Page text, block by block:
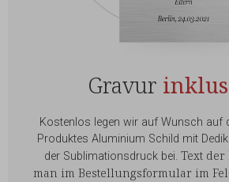
Gravur
Kostenlos legen wir auf Wunsch auf
Produktes Aluminium Schild mit
der Sublimationsdruck bei. Text
man im Bestellungsformular im